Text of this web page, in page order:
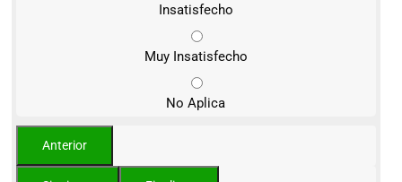
Insatisfecho
Muy Insatisfecho
No Aplica